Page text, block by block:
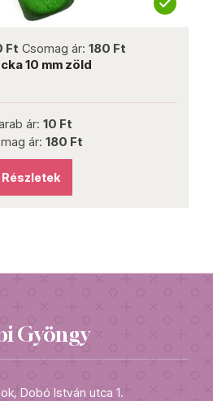
Ft Csomag ár: 180 Ft
10 mm zöld
ár: 10 Ft
ár: 180 Ft
Részletek
Gyöngy
Dobó István utca 1.